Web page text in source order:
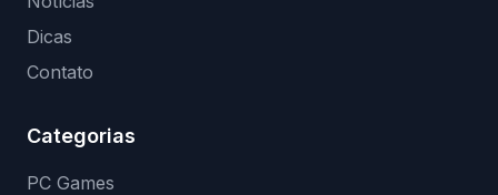
Dicas
Contato
Categorias
PC Games